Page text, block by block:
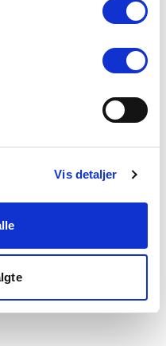
Vis detaljer